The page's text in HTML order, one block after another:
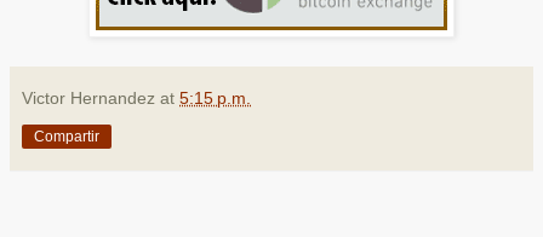
Victor Hernandez at 5:15 p.m.
Compartir